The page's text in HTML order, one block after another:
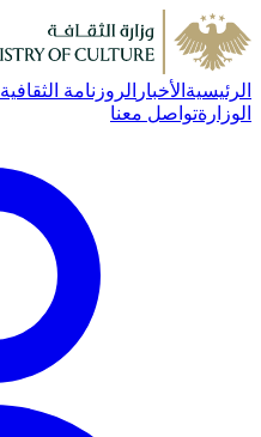
الرئيسية الأخبار الروزنامة الثقافية
الوزارةتواصل معنا